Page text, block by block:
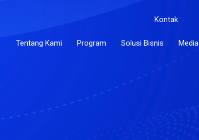
Kontak
Tentang Kami Program Solusi Bisnis Media